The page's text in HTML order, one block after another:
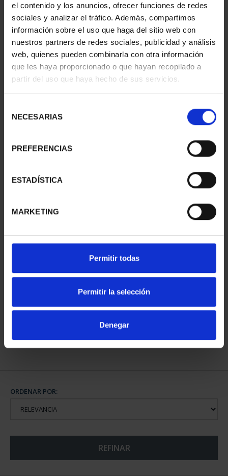
el contenido y los anuncios, ofrecer funciones de redes
sociales y analizar el tráfico. Además, compartimos
información sobre el uso que haga del sitio web con
nuestros partners de redes sociales, publicidad y análisis
web, quienes pueden combinarla con otra información
que les haya proporcionado o que hayan recopilado a
partir del uso que haya hecho de sus servicios.
NECESARIAS
PREFERENCIAS
ESTADÍSTICA
MARKETING
Permitir todas
Permitir la selección
Denegar
SUSCRIPCIÓN
CAPITALES DE
949,00 €
registrados
SUSCRIPCIÓN
CAPITALES DE
949,00 €
registrados
CAPITALES DE
COMPLET...
3.796,00 €
ORDENAR POR:
REFINAR